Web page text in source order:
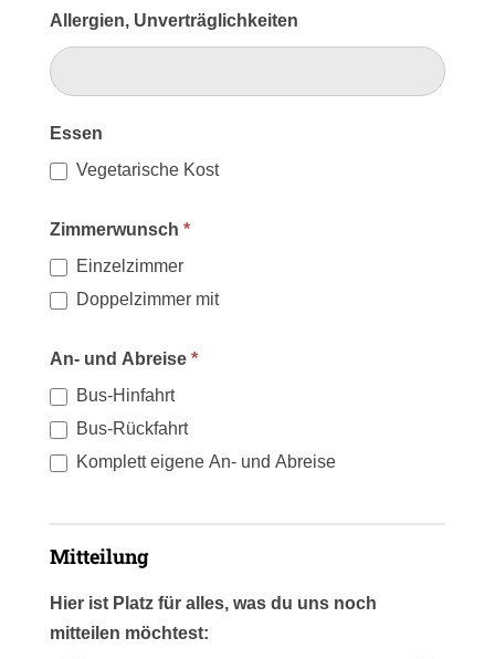
Allergien, Unverträglichkeiten
Essen
Vegetarische Kost
Zimmerwunsch *
Einzelzimmer
Doppelzimmer mit
An- und Abreise *
Bus-Hinfahrt
Bus-Rückfahrt
Komplett eigene An- und Abreise
Mitteilung
Hier ist Platz für alles, was du uns noch
mitteilen möchtest: